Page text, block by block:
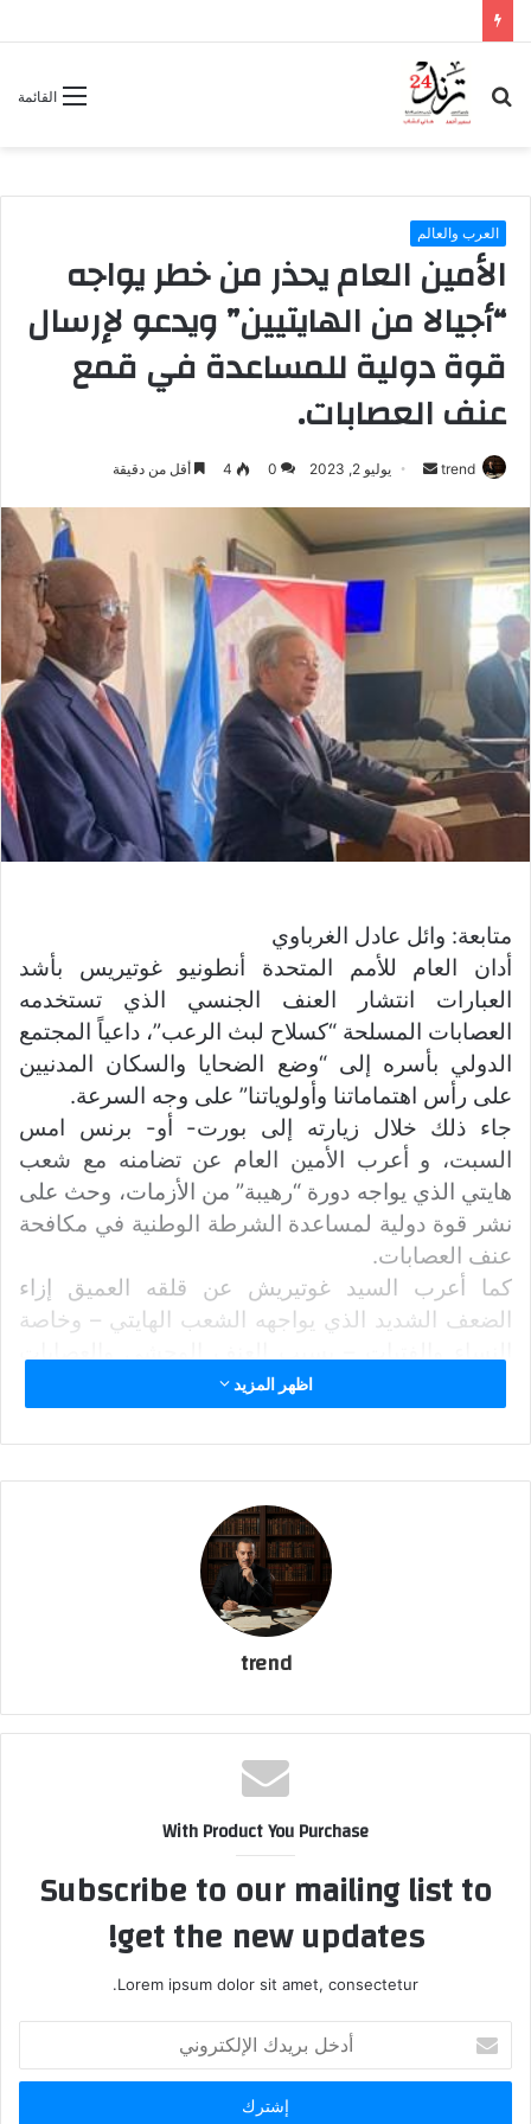
القائمة
بحث
عن
العرب والعالم
الأمين العام يحذر من خطر يواجه
“أجيالا من الهايتيين” ويدعو لإرسال
قوة دولية للمساعدة في قمع
عنف العصابات.
trend
س
د
ا
إ
ك
ت
ر
و
ي
يوليو 2, 2023 0
4 أقل من دقيقة
متابعة: وائل عادل الغرباوي
أدان العام للأمم المتحدة أنطونيو غوتيريس بأشد
العبارات انتشار العنف الجنسي الذي تستخدمه
العصابات المسلحة “كسلاح لبث الرعب”، داعياً المجتمع
الدولي بأسره إلى “وضع الضحايا والسكان المدنيين
على رأس اهتماماتنا وأولوياتنا” على وجه السرعة.
جاء ذلك خلال زيارته إلى بورت- أو- برنس امس
السبت، و أعرب الأمين العام عن تضامنه مع شعب
هايتي الذي يواجه دورة “رهيبة” من الأزمات، وحث على
نشر قوة دولية لمساعدة الشرطة الوطنية في مكافحة
عنف العصابات.
كما أعرب السيد غوتيريش عن قلقه العميق إزاء
الضعف الشديد الذي يواجهه الشعب الهايتي – وخاصة
المسلحة “العدوانية”، مثل تلك التي تطوق العاصمة
وتغلق الطرق الرئيسية وتتحكم في الوصول إلى المياه
والغذاء والرعاية الصحية.
اظهر المزيد
trend
With Product You Purchase
Subscribe to our mailing list to
get the new updates!
Lorem ipsum dolor sit amet, consectetur.
خ